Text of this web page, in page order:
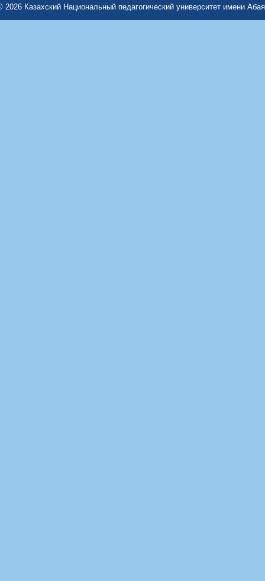
2026 Казахский Национальный педагогический университет имени Абая